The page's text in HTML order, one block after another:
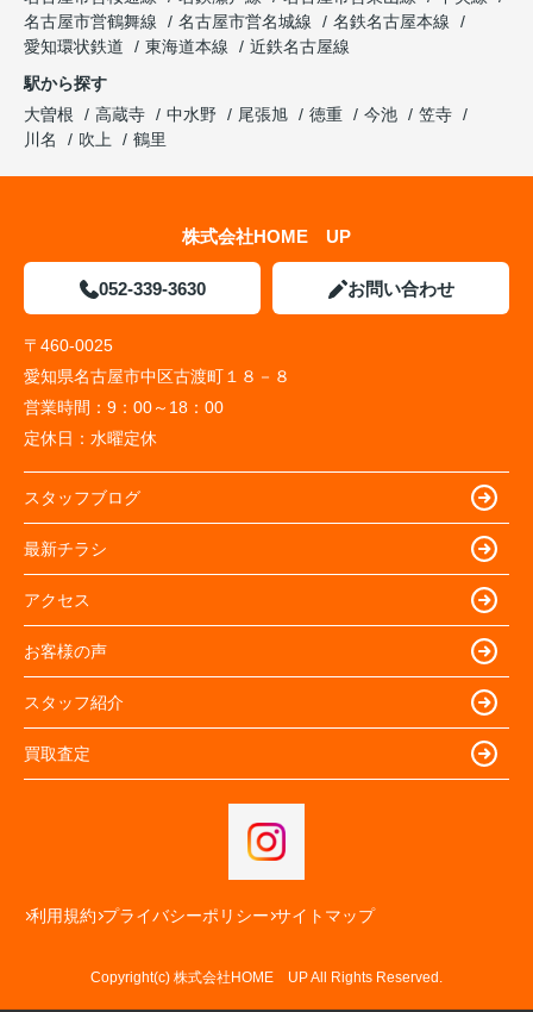
名古屋市営鶴舞線
名古屋市営名城線
名鉄名古屋本線
愛知環状鉄道
東海道本線
近鉄名古屋線
駅から探す
大曽根
高蔵寺 中水野 尾張旭 徳重 今池
笠寺
川名
吹上 鶴里
株式会社HOME UP
052-339-3630 お問い合わせ
〒460-0025
愛知県名古屋市中区古渡町１８－８
営業時間： 9：00～18：00
定休日： 水曜定休
スタッフブログ
最新チラシ
アクセス
お客様の声
スタッフ紹介
買取査定
利用規約 プライバシーポリシー サイトマップ
Copyright(c) 株式会社HOME UP All Rights Reserved.